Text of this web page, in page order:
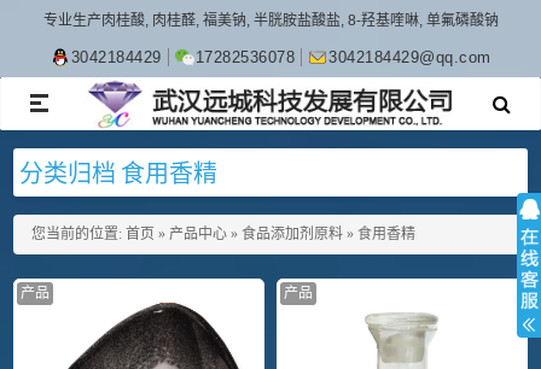
专业生产肉桂酸, 肉桂醛, 福美钠, 半胱胺盐酸盐, 8-羟基喹啉, 单氟磷酸钠
3042184429 17282536078 3042184429@qq.com
TOGGLE
NAVIGATION
分类归档 食用香精
您当前的位置: 首页 » 产品中心» 食品添加剂原料» 食用香精
产品 产品